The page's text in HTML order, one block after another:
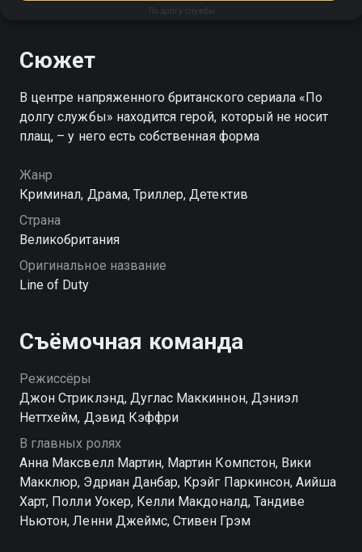
По долгу службы
Сюжет
В центре напряженного британского сериала «По
долгу службы» находится герой, который не носит
плащ, – у него есть собственная форма
Жанр
Криминал, Драма, Триллер, Детектив
Страна
Великобритания
Оригинальное название
Line of Duty
Съёмочная команда
Режиссёры
Джон Стриклэнд, Дуглас Маккиннон, Дэниэл
Неттхейм, Дэвид Кэффри
В главных ролях
Анна Максвелл Мартин, Мартин Компстон, Вики
Макклюр, Эдриан Данбар, Крэйг Паркинсон, Аийша
Харт, Полли Уокер, Келли Макдоналд, Тандиве
Ньютон, Ленни Джеймс, Стивен Грэм